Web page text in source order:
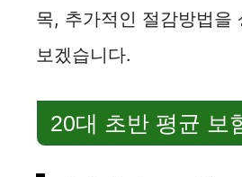
목, 추가적인 절감방법을
보겠습니다.
20대 초반 평균 보